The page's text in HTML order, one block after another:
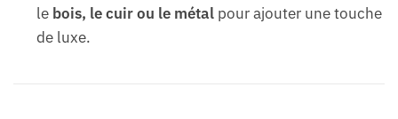
le bois, le cuir ou le métal pour ajouter une touche
de luxe.